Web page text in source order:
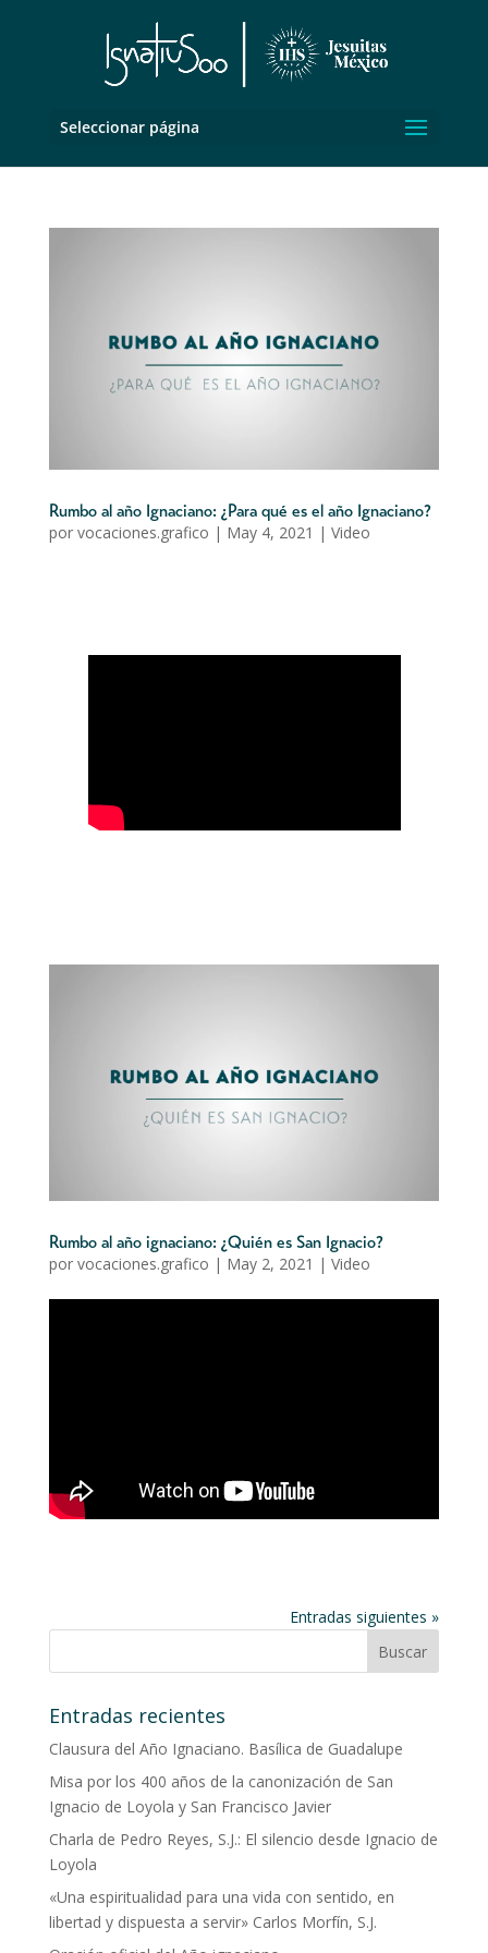
Seleccionar página
Rumbo al año Ignaciano: ¿Para qué es el año Ignaciano?
por vocaciones.grafico | May 4, 2021 | Video
Rumbo al año ignaciano: ¿Quién es San Ignacio?
por vocaciones.grafico | May 2, 2021 | Video
Entradas siguientes »
Entradas recientes
Clausura del Año Ignaciano. Basílica de Guadalupe
Misa por los 400 años de la canonización de San
Ignacio de Loyola y San Francisco Javier
Charla de Pedro Reyes, S.J.: El silencio desde Ignacio de
Loyola
«Una espiritualidad para una vida con sentido, en
libertad y dispuesta a servir» Carlos Morfín, S.J.